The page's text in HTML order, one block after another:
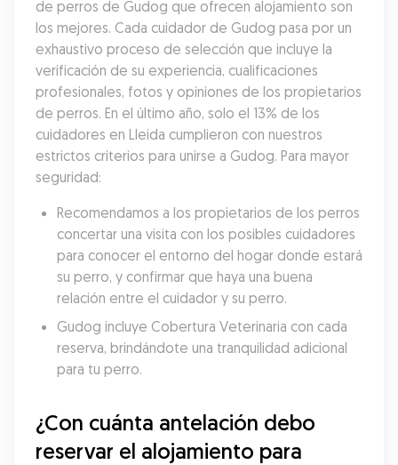
de perros de Gudog que ofrecen alojamiento son
los mejores. Cada cuidador de Gudog pasa por un
exhaustivo proceso de selección que incluye la
verificación de su experiencia, cualificaciones
profesionales, fotos y opiniones de los propietarios
de perros. En el último año, solo el 13% de los
cuidadores en Lleida cumplieron con nuestros
estrictos criterios para unirse a Gudog. Para mayor
seguridad:
Recomendamos a los propietarios de los perros
concertar una visita con los posibles cuidadores
para conocer el entorno del hogar donde estará
su perro, y confirmar que haya una buena
relación entre el cuidador y su perro.
Gudog incluye Cobertura Veterinaria con cada
reserva, brindándote una tranquilidad adicional
para tu perro.
¿Con cuánta antelación debo
reservar el alojamiento para